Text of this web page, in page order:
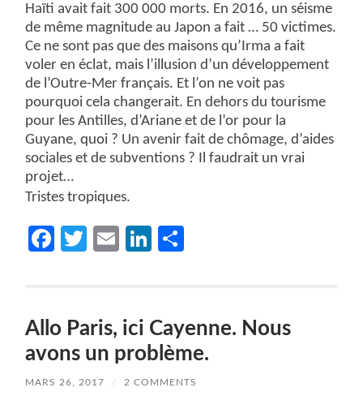
Haïti avait fait 300 000 morts. En 2016, un séisme
de même magnitude au Japon a fait … 50 victimes.
Ce ne sont pas que des maisons qu’Irma a fait
voler en éclat, mais l’illusion d’un développement
de l’Outre-Mer français. Et l’on ne voit pas
pourquoi cela changerait. En dehors du tourisme
pour les Antilles, d’Ariane et de l’or pour la
Guyane, quoi ? Un avenir fait de chômage, d’aides
sociales et de subventions ? Il faudrait un vrai
projet…
Tristes tropiques.
Facebook
Twitter
EmailLinkedIn
Allo Paris, ici Cayenne. Nous
avons un problème.
MARS 26, 2017 / 2 COMMENTS